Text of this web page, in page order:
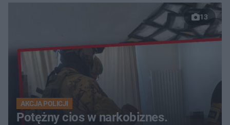
13
AKCJA POLICJI
Potężny cios w narkobiznes.